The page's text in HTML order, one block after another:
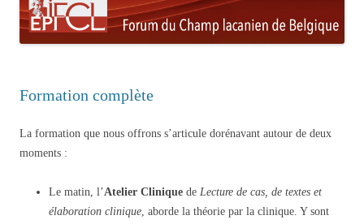
Formation complète
La formation que nous offrons s’articule dorénavant autour de deux
moments :
Le matin, l’Atelier Clinique de Lecture de cas, de textes et
élaboration clinique, aborde la théorie par la clinique. Y sont